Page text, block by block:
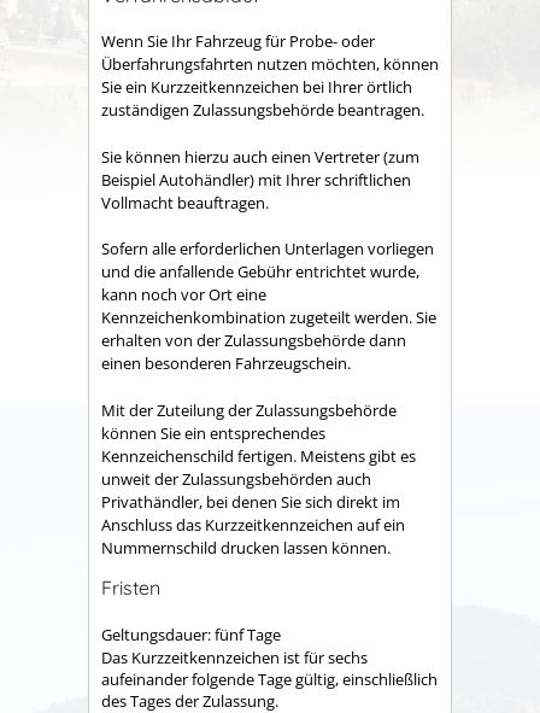
Wenn Sie Ihr Fahrzeug für Probe- oder
Überfahrungsfahrten nutzen möchten, können
Sie ein Kurzzeitkennzeichen bei Ihrer örtlich
zuständigen Zulassungsbehörde beantragen.
Sie können hierzu auch einen Vertreter (zum
Beispiel Autohändler) mit Ihrer schriftlichen
Vollmacht beauftragen.
Sofern alle erforderlichen Unterlagen vorliegen
und die anfallende Gebühr entrichtet wurde,
kann noch vor Ort eine
Kennzeichenkombination zugeteilt werden. Sie
erhalten von der Zulassungsbehörde dann
einen besonderen Fahrzeugschein.
Mit der Zuteilung der Zulassungsbehörde
können Sie ein entsprechendes
Kennzeichenschild fertigen. Meistens gibt es
unweit der Zulassungsbehörden auch
Privathändler, bei denen Sie sich direkt im
Anschluss das Kurzzeitkennzeichen auf ein
Nummernschild drucken lassen können.
Fristen
Geltungsdauer: fünf Tage
Das Kurzzeitkennzeichen ist für sechs
aufeinander folgende Tage gültig, einschließlich
des Tages der Zulassung.